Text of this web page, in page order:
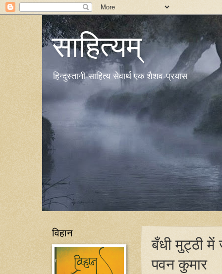
साहित्यम्
हिन्दुस्तानी-साहित्य सेवार्थ एक शैशव-प्रयास
बँधी मुट्ठी
पवन कुमार
विहान